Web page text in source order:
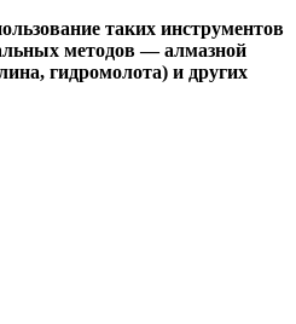
таких инструментов
методов — алмазной
гидромолота) и других